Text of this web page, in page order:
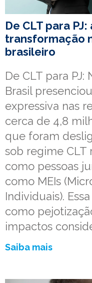
De CLT para
transformação
brasileiro
De CLT para
Brasil
expressiva nas
cerca de 4,8
que foram
sob regime CLT
como pessoas
como MEIs
Individuais).
como
impactos
Saiba mais